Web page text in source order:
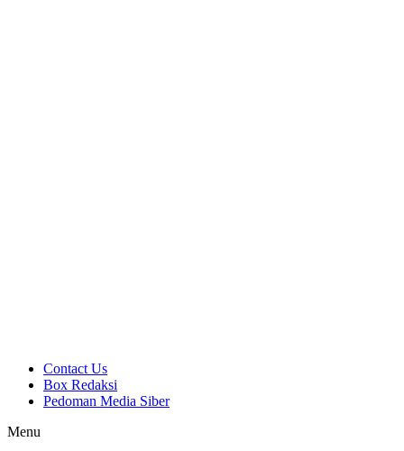
Contact Us
Box Redaksi
Pedoman Media Siber
Menu